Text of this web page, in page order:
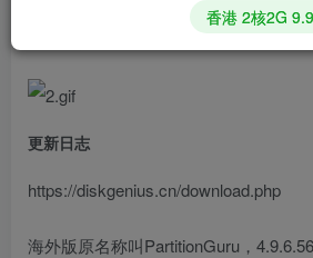
更新日志
https://diskgenius.cn/download.php
海外版原名称叫PartitionGuru，
香港 2核2G